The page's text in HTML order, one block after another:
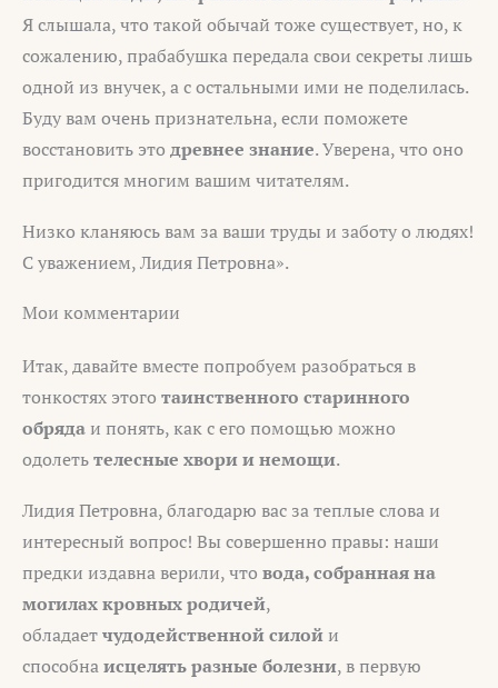
Я слышала, что такой обычай тоже существует, но, к
сожалению, прабабушка передала свои секреты лишь
одной из внучек, а с остальными ими не поделилась.
Буду вам очень признательна, если поможете
восстановить это древнее знание. Уверена, что оно
пригодится многим вашим читателям.
Низко кланяюсь вам за ваши труды и заботу о людях!
С уважением, Лидия Петровна».
Мои комментарии
Итак, давайте вместе попробуем разобраться в
тонкостях этого таинственного старинного
обряда и понять, как с его помощью можно
одолетьтелесные хвори и немощи.
Лидия Петровна, благодарю вас за теплые слова и
интересный вопрос! Вы совершенно правы: наши
предки издавна верили, что вода, собранная на
могилах кровных родичей,
обладаетчудодейственной силой и
способнаисцелять разные болезни, в первую